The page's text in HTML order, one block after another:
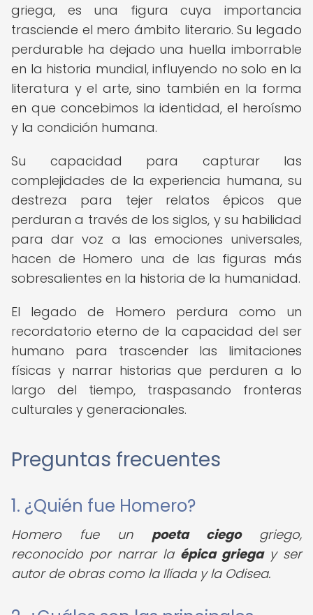
griega, es una figura cuya importancia
trasciende el mero ámbito literario. Su legado
perdurable ha dejado una huella imborrable
en la historia mundial, influyendo no solo en la
literatura y el arte, sino también en la forma
en que concebimos la identidad, el heroísmo
y la condición humana.
Su capacidad para capturar las
complejidades de la experiencia humana, su
destreza para tejer relatos épicos que
perduran a través de los siglos, y su habilidad
para dar voz a las emociones universales,
hacen de Homero una de las figuras más
sobresalientes en la historia de la humanidad.
El legado de Homero perdura como un
recordatorio eterno de la capacidad del ser
humano para trascender las limitaciones
físicas y narrar historias que perduren a lo
largo del tiempo, traspasando fronteras
culturales y generacionales.
Preguntas frecuentes
1. ¿Quién fue Homero?
Homero fue un poeta ciegogriego,
reconocido por narrar la épica griegay ser
autor de obras como la Ilíada y la Odisea.